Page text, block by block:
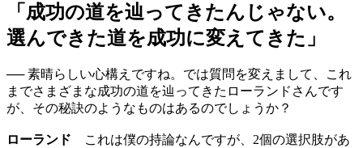
「成功の道を辿ってきたんじゃない。
選んできた道を成功に変えてきた」
── 素晴らしい心構えですね。では質問を変えまして、これ
までさまざまな成功の道を辿ってきたローランドさんです
が、その秘訣のようなものはあるのでしょうか？
ローランド これは僕の持論なんですが、2個の選択肢があ